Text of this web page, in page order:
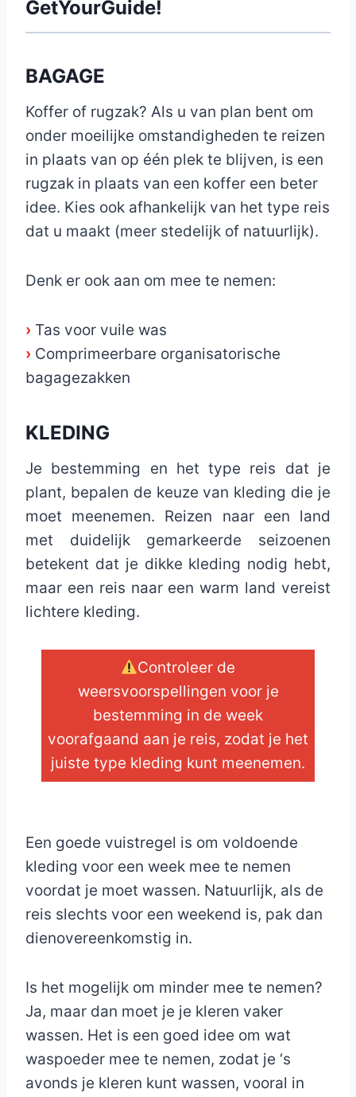
GetYourGuide!
BAGAGE
Koffer of rugzak? Als u van plan bent om
onder moeilijke omstandigheden te reizen
in plaats van op één plek te blijven, is een
rugzak in plaats van een koffer een beter
idee. Kies ook afhankelijk van het type reis
dat u maakt (meer stedelijk of natuurlijk).
Denk er ook aan om mee te nemen:
› Tas voor vuile was
› Comprimeerbare organisatorische
bagagezakken
KLEDING
Je bestemming en het type reis dat je
plant, bepalen de keuze van kleding die je
moet meenemen. Reizen naar een land
met duidelijk gemarkeerde seizoenen
betekent dat je dikke kleding nodig hebt,
maar een reis naar een warm land vereist
lichtere kleding.
Controleer de
weersvoorspellingen voor je
bestemming in de week
voorafgaand aan je reis, zodat je het
juiste type kleding kunt meenemen.
Een goede vuistregel is om voldoende
kleding voor een week mee te nemen
voordat je moet wassen. Natuurlijk, als de
reis slechts voor een weekend is, pak dan
dienovereenkomstig in.
Is het mogelijk om minder mee te nemen?
Ja, maar dan moet je je kleren vaker
wassen. Het is een goed idee om wat
waspoeder mee te nemen, zodat je ‘s
avonds je kleren kunt wassen, vooral in